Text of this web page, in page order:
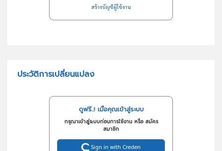
สร้างบัญชีผู้ใช้งาน
ประวัติการเปลี่ยนแปลง
ดูฟรี..! เมื่อคุณเข้าสู่ระบบ
กรุณาเข้าสู่ระบบก่อนการใช้งาน หรือ สมัคร
สมาชิก
Sign in with Creden